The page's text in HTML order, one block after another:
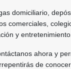
domiciliario,
comerciales,
y entretenimiento.
ahora y
de